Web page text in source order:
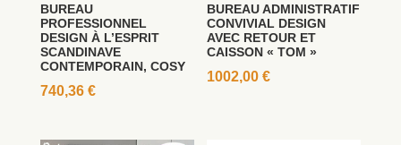
BUREAU
PROFESSIONNEL
DESIGN À L’ESPRIT
SCANDINAVE
CONTEMPORAIN, COSY
740,36 €
BUREAU ADMINISTRATIF
CONVIVIAL DESIGN
AVEC RETOUR ET
CAISSON « TOM »
1002,00€